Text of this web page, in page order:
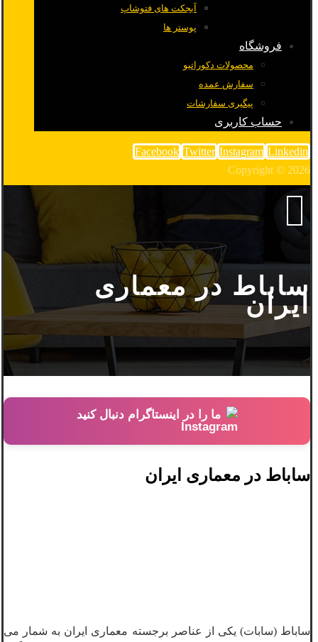
آبجکت های فتوشاپ
پوستر ها
فروشگاه
محصولات دکوراتیو
سفارش عمده
پیگیری سفارشات
حساب کاربری
Facebook Twitter Instagram Linkedin
Copyright © 2026
ساباط در معماری
ایران
ما را در اینستاگرام دنبال کنید
ساباط در معماری ایران
ساباط (سابات) یکی از عناصر برجسته معماری ایران به شمار می